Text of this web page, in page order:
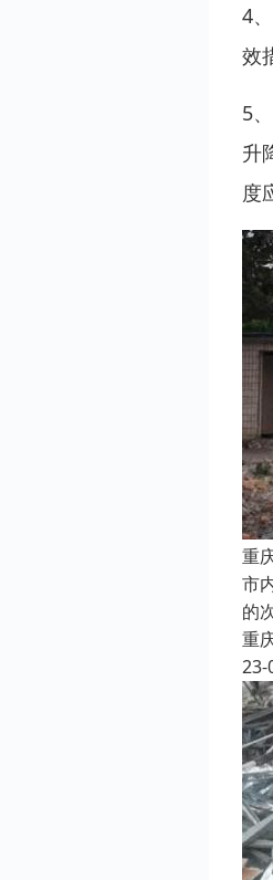
4
效
5
升
度
重
市
的
重
23-